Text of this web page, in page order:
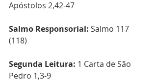
Apóstolos 2,42-47
Salmo Responsorial: Salmo 117
(118)
Segunda Leitura: 1 Carta de São
Pedro 1,3-9